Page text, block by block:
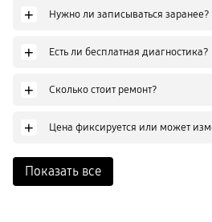
+ Нужно ли записываться заранее?
+ Есть ли бесплатная диагностика?
+ Сколько стоит ремонт?
+ Цена фиксируется или может
Показать все